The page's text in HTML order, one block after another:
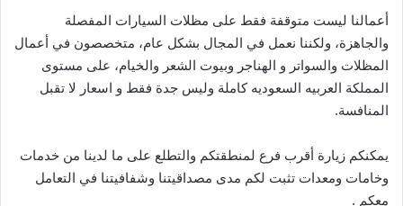
أعمالنا ليست متوقفة فقط على مظلات السيارات المفصلة
والجاهزة، ولكننا نعمل في المجال بشكل عام، متخصصون في أعمال
المظلات والسواتر و الهناجر وبيوت الشعر والخيام، على مستوى
المملكة العربيه السعوديه كاملة وليس جدة فقط و اسعار لا تقبل
المنافسة.
يمكنكم زيارة أقرب فرع لمنطقتكم والتطلع على ما لدينا من خدمات
وخامات ومعدات تثبت لكم مدى مصداقيتنا وشفافيتنا في التعامل
معكم .